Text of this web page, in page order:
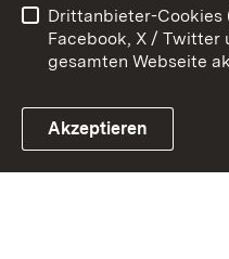
Link zum Landesportal
Impressum
Drittanbieter-Cookies
Facebook, X / Twitter
gesamten Webseite
Akzeptieren